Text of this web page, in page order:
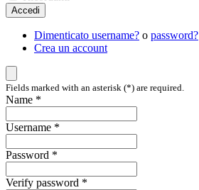
Accedi
Dimenticato username? o password?
Crea un account
Fields marked with an asterisk (*) are required.
Name *
Username *
Password *
Verify password *